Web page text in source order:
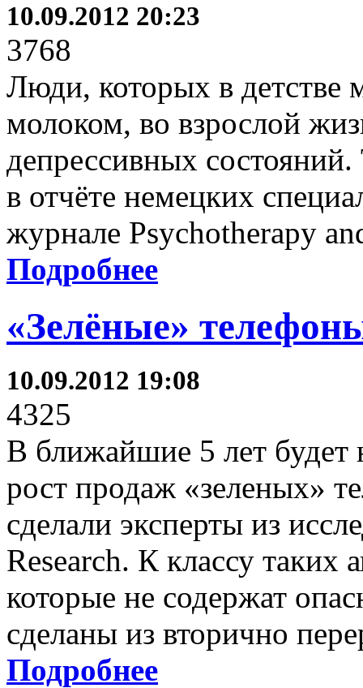
10.09.2012 20:23
3768
Люди, которых в детстве
молоком, во взрослой
депрессивных
в отчёте немецких
журнале Psychotherapy
Подробнее
«Зелёные»
10.09.2012 19:08
4325
В ближайшие 5 лет будет
рост продаж «зеленых»
сделали эксперты из
Research. К классу таких
которые не содержат
сделаны из вторично
Подробнее